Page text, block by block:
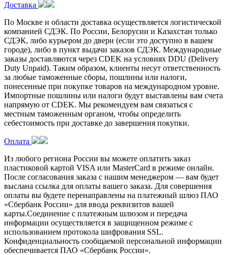
Доставка
По Москве и области доставка осуществляется логистической
компанией СДЭК. По России, Белорусии и Казахстан только
СДЭК, либо курьером до двери (если это доступно в вашем
городе), либо в пункт выдачи заказов СДЭК. Международные
заказы доставляются через CDEK на условиях DDU (Delivery
Duty Unpaid). Таким образом, клиенты несут ответственность
за любые таможенные сборы, пошлины или налоги,
понесенные при покупке товаров на международном уровне.
Импортные пошлины или налоги будут выставлены вам счета
напрямую от CDEK. Мы рекомендуем вам связаться с
местным таможенным органом, чтобы определить
себестоимость при доставке до завершения покупки.
Оплата
Из любого региона России вы можете оплатить заказ
пластиковой картой VISA или MasterCard в режиме онлайн.
После согласования заказа с нашим менеджером — вам будет
выслана ссылка для оплаты вашего заказа. Для совершения
оплаты вы будете перенаправлены на платежный шлюз ПАО
«Сбербанк России» для ввода реквизитов вашей
карты.Соединение с платежным шлюзом и передача
информации осуществляется в защищенном режиме с
использованием протокола шифрования SSL.
Конфиденциальность сообщаемой персональной информации
обеспечивается ПАО «Сбербанк России».